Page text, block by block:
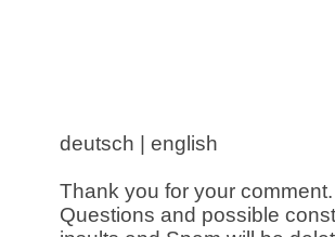
deutsch | english
Thank you for your
Questions and possible